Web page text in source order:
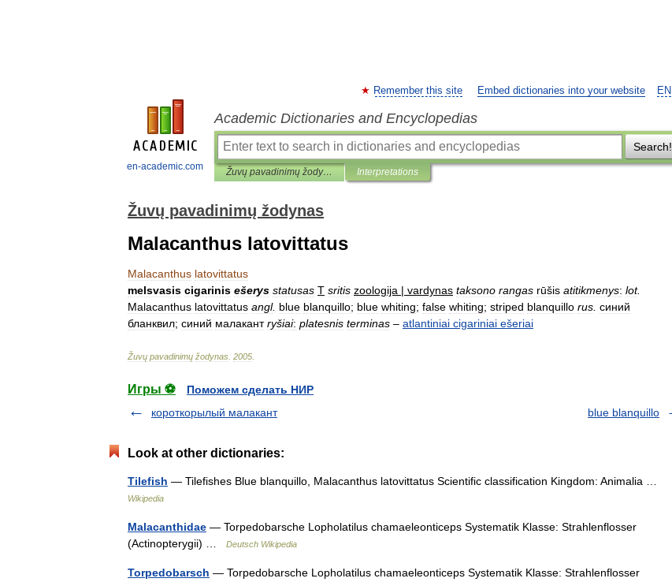
en-academic.com
EN
Remember this site Embed dictionaries into your website
Academic Dictionaries and Encyclopedias
Search!
Žuvų pavadinimų žodynas Interpretations
Žuvų pavadinimų žodynas
Malacanthus latovittatus
Malacanthus latovittatus
melsvasis cigarinis ešerys statusas T sritis zoologija | vardynas taksono rangas rūšis atitikmenys: lot.
Malacanthus latovittatus angl. blue blanquillo; blue whiting; false whiting; striped blanquillo rus синий
бланквил; синий малакант ryšiai: platesnis terminas – atlantiniai cigariniai ešeriai
Žuvų pavadinimų žodynas 2005
Игры ⚽
Поможем сделать НИР
короткорылый малакант
blue blanquillo
Look at other dictionaries:
Tilefish — Tilefishes Blue blanquillo, Malacanthus latovittatus Scientific classification Kingdom: Animalia …
Wikipedia
Malacanthidae — Torpedobarsche Lopholatilus chamaeleonticeps Systematik Klasse: Strahlenflosser
(Actinopterygii) …
Deutsch Wikipedia
Torpedobarsch — Torpedobarsche Lopholatilus chamaeleonticeps Systematik Klasse: Strahlenflosser